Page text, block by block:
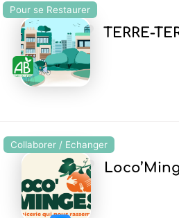
Pour se Restaurer
TERRE-
Collaborer / Echanger